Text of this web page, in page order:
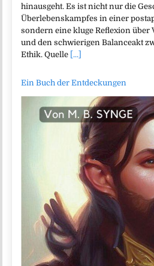
hinausgeht. Es ist nicht nur die
Überlebenskampfes in einer
sondern eine kluge Reflexion über
und den schwierigen Balanceakt
Ethik. Quelle [...]
Ein Buch der Entdeckungen